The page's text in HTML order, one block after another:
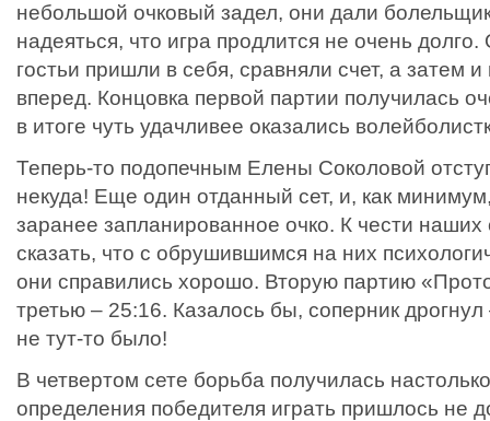
небольшой очковый задел, они дали
надеяться, что игра продлится не очень
гостьи пришли в себя, сравняли счет, а затем
вперед. Концовка первой партии получилась
в итоге чуть удачливее оказались
Теперь-то подопечным Елены Соколовой
некуда! Еще один отданный сет, и, как
заранее запланированное очко. К чести
сказать, что с обрушившимся на них
они справились хорошо. Вторую партию
третью – 25:16. Казалось бы, соперник
не тут-то было!
В четвертом сете борьба получилась
определения победителя играть пришлось не